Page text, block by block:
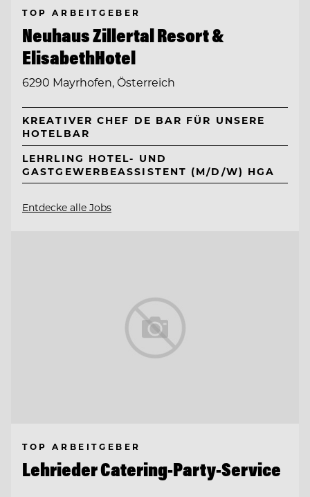
TOP ARBEITGEBER
Neuhaus Zillertal Resort &
ElisabethHotel
6290 Mayrhofen, Österreich
KREATIVER CHEF DE BAR FÜR UNSERE
HOTELBAR
LEHRLING HOTEL- UND
GASTGEWERBEASSISTENT (M/D/W) HGA
Entdecke alle Jobs
TOP ARBEITGEBER
Lehrieder Catering-Party-Service